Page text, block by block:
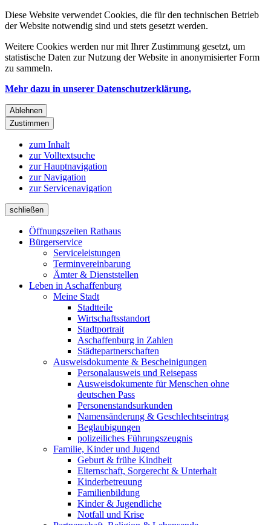
Diese Website verwendet Cookies, die für den technischen Betrieb
der Website notwendig sind und stets gesetzt werden.
Weitere Cookies werden nur mit Ihrer Zustimmung gesetzt, um
statistische Daten zur Nutzung der Website in anonymisierter Form
zu sammeln.
Mehr dazu in unserer Datenschutzerklärung.
Ablehnen
Zustimmen
zum Inhalt
zur Volltextsuche
zur Hauptnavigation
zur Navigation
zur Servicenavigation
schließen
Öffnungszeiten Rathaus
Bürgerservice
Serviceleistungen
Terminvereinbarung
Ämter & Dienststellen
Leben in Aschaffenburg
Meine Stadt
Stadtteile
Wirtschaftsstandort
Stadtportrait
Aschaffenburg in Zahlen
Städtepartnerschaften
Ausweisdokumente & Bescheinigungen
Personalausweis und Reisepass
Ausweisdokumente für Menschen ohne
deutschen Pass
Personenstandsurkunden
Namensänderung & Geschlechtseintrag
Beglaubigungen
polizeiliches Führungszeugnis
Familie, Kinder und Jugend
Geburt & frühe Kindheit
Elternschaft, Sorgerecht & Unterhalt
Kinderbetreuung
Familienbildung
Kinder & Jugendliche
Notfall und Krise